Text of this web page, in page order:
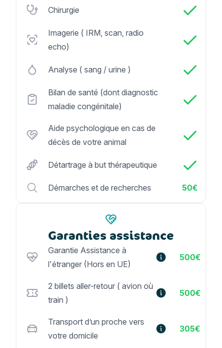
Chirurgie
Imagerie ( IRM, scan, radio
echo)
Analyse ( sang / urine )
Bilan de santé (dont diagnostic
maladie congénitale)
Aide psychologique en cas de
décès de votre animal
Détartrage à but thérapeutique
Démarches et de recherches 50€
Garanties assistance
Garantie Assistance à
l'étranger (Hors en UE)
500€
2 billets aller-retour ( avion où
train )
500€
Transport d’un proche vers
votre domicile
305€